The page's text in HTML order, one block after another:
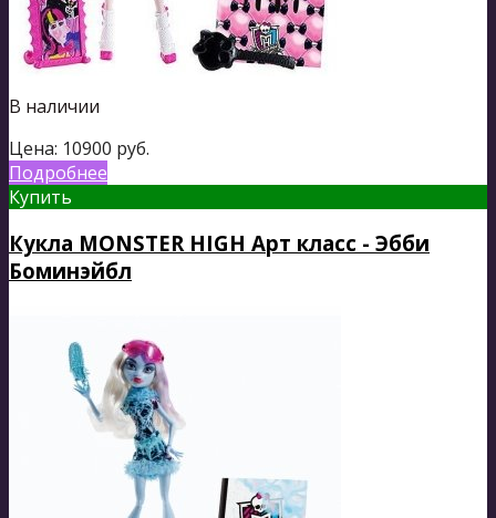
В наличии
Цена: 10900 руб.
Подробнее
Купить
Кукла MONSTER HIGH Арт класс - Эбби
Боминэйбл